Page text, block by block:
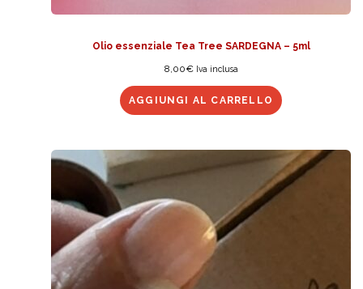
Olio essenziale Tea Tree SARDEGNA – 5ml
8,00€ Iva inclusa
AGGIUNGI AL CARRELLO